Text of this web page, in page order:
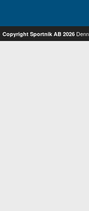
Copyright Sportnik AB 2026